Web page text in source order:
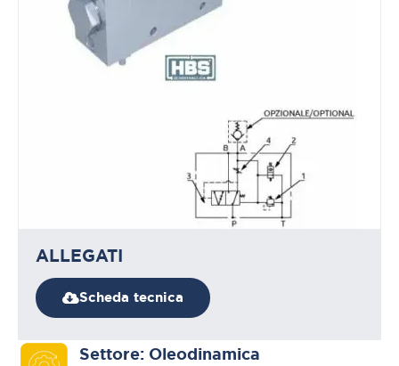
ALLEGATI
Scheda tecnica
Settore: Oleodinamica